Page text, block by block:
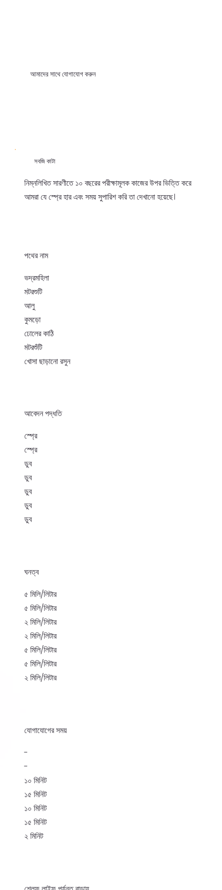
আমাদের সাথে যোগাযোগ করুন
সবজি কাটা
নিম্নলিখিত সারণীতে ১০ বছরের পরীক্ষামূলক কাজের উপর ভিত্তি করে
আমরা যে স্প্রে হার এবং সময় সুপারিশ করি তা দেখানো হয়েছে।
পথের নাম
ভদ্রমহিলা
মটরশুটি
আলু
কুমড়ো
ঢোলের কাঠি
মটরশুঁটি
খোসা ছাড়ানো রসুন
আবেদন পদ্ধতি
স্প্রে
স্প্রে
ডুব
ডুব
ডুব
ডুব
ডুব
ঘনত্ব
৫ মিলি/লিটার
৫ মিলি/লিটার
২ মিলি/লিটার
২ মিলি/লিটার
৫ মিলি/লিটার
৫ মিলি/লিটার
২ মিলি/লিটার
যোগাযোগের সময়
-
-
১০ মিনিট
১৫ মিনিট
১০ মিনিট
১৫ মিনিট
২ মিনিট